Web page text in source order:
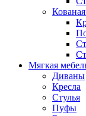
Мягкая
Диваны
Кресла
Стулья
Пуфы